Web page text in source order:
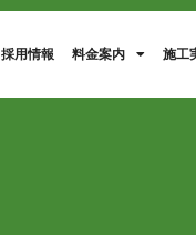
採用情報 料金案内 施工